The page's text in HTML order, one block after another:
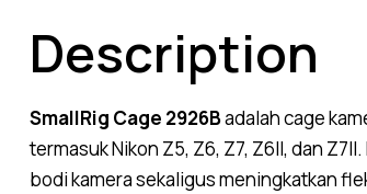
Description
SmallRig Cage 2926Badalah cage
termasuk Nikon Z5, Z6, Z7, Z6II, dan
bodi kamera sekaligus meningkatkan